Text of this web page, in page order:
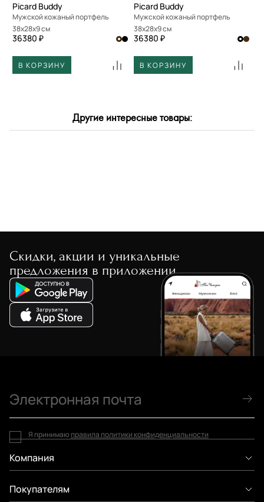
Picard Buddy
Мужской кожаный портфель
38x28x9 см
36380 ₽
В КОРЗИНУ
Picard Buddy
Мужской кожаный портфель
38x28x9 см
36380 ₽
В КОРЗИНУ
Другие интересные товары:
Скидки, акции и уникальные
предложения в приложении
Компания
Покупателям
Я принимаю правила политики конфиденциальности